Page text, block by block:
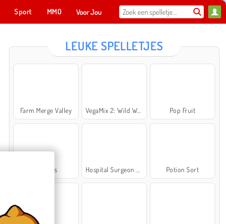
Sport MMO Voor Jou
Cross Stitch Masters
LEUKE SPELLETJES
Farm Merge Valley VegaMix 2: Wild West Pop Fruit
Bubbits Potion Sort